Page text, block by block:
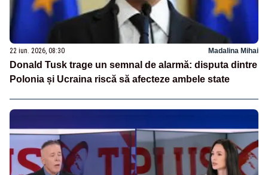
22 iun. 2026, 08:30 Madalina Mihai
Donald Tusk trage un semnal de alarmă: disputa dintre
Polonia și Ucraina riscă să afecteze ambele state